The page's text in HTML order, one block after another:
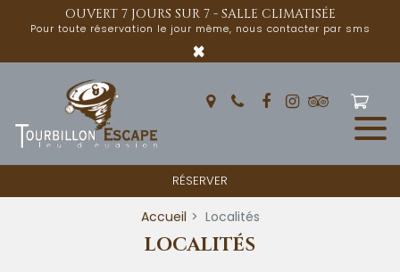
OUVERT 7 JOURS SUR 7 - SALLE CLIMATISÉE
Pour toute réservation le jour même, nous contacter par sms
×
RÉSERVER
Accueil Localités
LOCALITÉS
Panneau de gestion des cookies